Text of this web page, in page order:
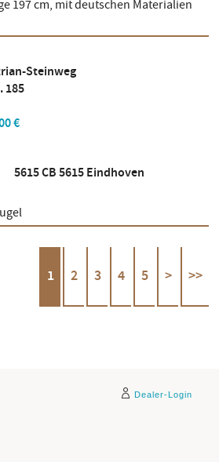
197 cm, mit deutschen Materialien
Steinweg
185
€
CB 5615 Eindhoven
1 2 3 4 5 > >>
Dealer-Login